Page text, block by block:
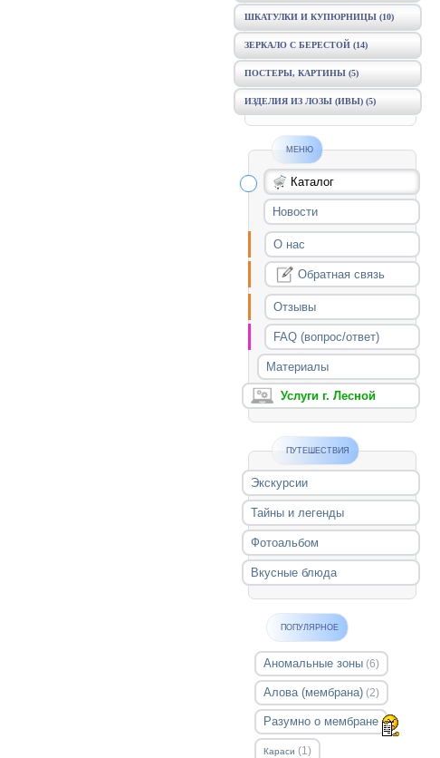
ШКАТУЛКИ И КУПЮРНИЦЫ (10)
ЗЕРКАЛО С БЕРЕСТОЙ (14)
ПОСТЕРЫ, КАРТИНЫ (5)
ИЗДЕЛИЯ ИЗ ЛОЗЫ (ИВЫ) (5)
МЕНЮ
Каталог
Новости
О нас
Обратная связь
Отзывы
FAQ (вопрос/ответ)
Материалы
Услуги г. Лесной
ПУТЕШЕСТВИЯ
Экскурсии
Тайны и легенды
Фотоальбом
Вкусные блюда
ПОПУЛЯРНОЕ
Аномальные зоны (6)
Алова (мембрана) (2)
Разумно о мембране
Караси (1)